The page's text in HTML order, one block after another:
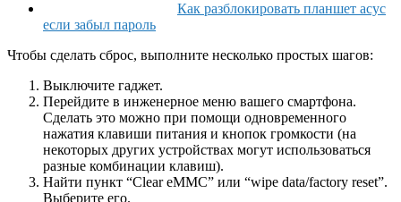
Как разблокировать планшет асус
если забыл пароль
Чтобы сделать сброс, выполните несколько простых шагов:
Выключите гаджет.
Перейдите в инженерное меню вашего смартфона.
Сделать это можно при помощи одновременного
нажатия клавиши питания и кнопок громкости (на
некоторых других устройствах могут использоваться
разные комбинации клавиш).
Найти пункт “Clear eMMC” или “wipe data/factory reset”.
Выберите его.